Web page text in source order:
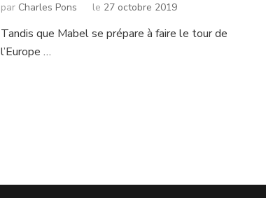
par Charles Pons le 27 octobre 2019
Tandis que Mabel se prépare à faire le tour de
l’Europe …